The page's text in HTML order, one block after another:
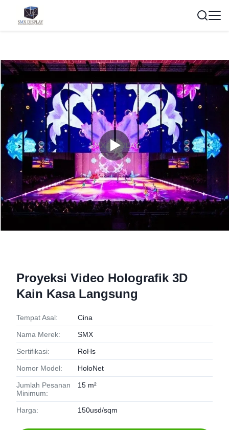
Proyeksi Video Holografik 3D
Kain Kasa Langsung
Tempat Asal: Cina
Nama Merek: SMX
Sertifikasi: RoHs
Nomor Model: HoloNet
Jumlah Pesanan
Minimum:
15 m²
Harga: 150usd/sqm